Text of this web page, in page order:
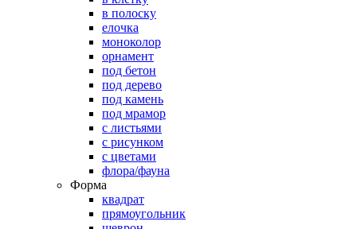
в полоску
елочка
моноколор
орнамент
под бетон
под дерево
под камень
под мрамор
с листьями
с рисунком
с цветами
флора/фауна
Форма
квадрат
прямоугольник